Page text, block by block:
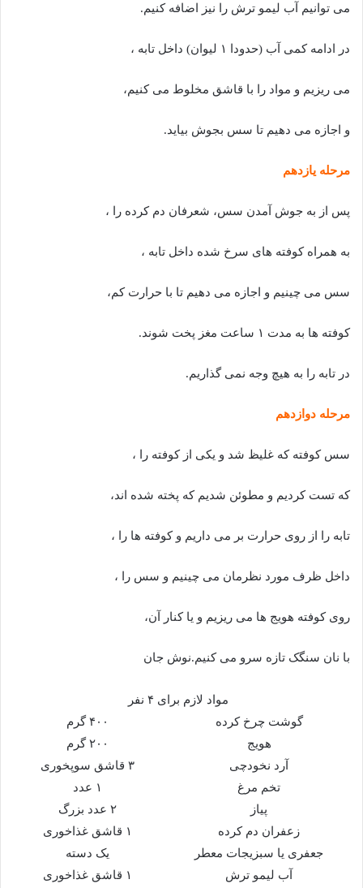
می توانیم آب لیمو ترش را نیز اضافه کنیم.
در ادامه کمی آب (حدودا ۱ لیوان) داخل تابه ،
می ریزیم و مواد را با قاشق مخلوط می کنیم،
و اجازه می دهیم تا سس بجوش بیاید.
مرحله یازدهم
پس از به جوش آمدن سس، شعرفان دم کرده را ،
به همراه کوفته های سرخ شده داخل تابه ،
سس می چینیم و اجازه می دهیم تا با حرارت کم،
کوفته ها به مدت ۱ ساعت مغز پخت شوند.
در تابه را به هیچ وجه نمی گذاریم.
مرحله دوازدهم
سس کوفته که غلیظ شد و یکی از کوفته را ،
که تست کردیم و مطوئن شدیم که پخته شده اند،
تابه را از روی حرارت بر می داریم و کوفته ها را ،
داخل ظرف مورد نظرمان می چینیم و سس را ،
روی کوفته هویج ها می ریزیم و یا کنار آن،
با نان سنگک تازه سرو می کنیم.نوش جان
مواد لازم برای ۴ نفر
گوشت چرخ کرده
۴۰۰ گرم
هویج
۲۰۰ گرم
آرد نخودچی
۳ قاشق سوپخوری
تخم مرغ
۱ عدد
پیاز
۲ عدد بزرگ
زعفران دم کرده
۱ قاشق غذاخوری
جعفری یا سبزیجات معطر
یک دسته
آب لیمو ترش
۱ قاشق غذاخوری